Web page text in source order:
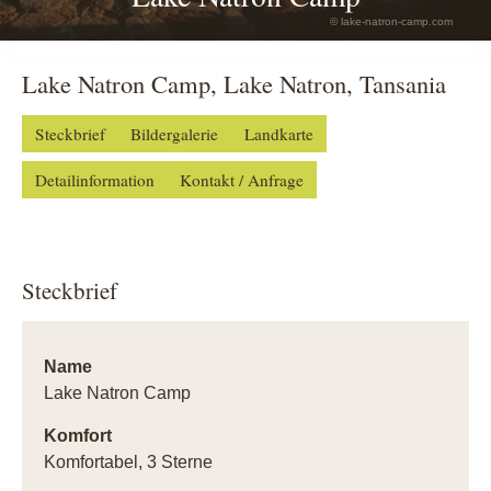
© lake-natron-camp.com
Lake Natron Camp, Lake Natron, Tansania
Steckbrief Bildergalerie Landkarte
Detailinformation Kontakt / Anfrage
Steckbrief
Name
Lake Natron Camp
Komfort
Komfortabel, 3 Sterne